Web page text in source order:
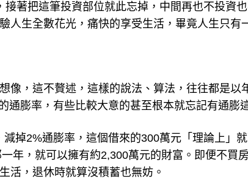
接著把這筆投資部位就此忘掉，中間再也不投資
人生全數花光，痛快的享受生活，畢竟人生只有
像，這不贅述，這樣的說法、算法，往往都是以
通膨率，有些比較大意的甚至根本就忘記有通膨
掉2%通膨率，這個借來的300萬元「理論上」
年，就可以擁有約2,300萬元的財富。即便不買
活，退休時就算沒積蓄也無妨。